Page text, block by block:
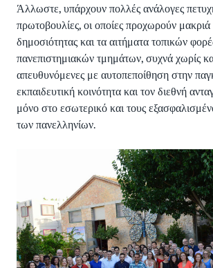
Άλλωστε, υπάρχουν πολλές ανάλογες
πρωτοβουλίες, οι οποίες προχωρούν
δημοσιότητας και τα αιτήματα τοπικών
πανεπιστημιακών τμημάτων, συχνά χωρίς
απευθυνόμενες με αυτοπεποίθηση στην
εκπαιδευτική κοινότητα και τον διεθνή
μόνο στο εσωτερικό και τους
των πανελληνίων.